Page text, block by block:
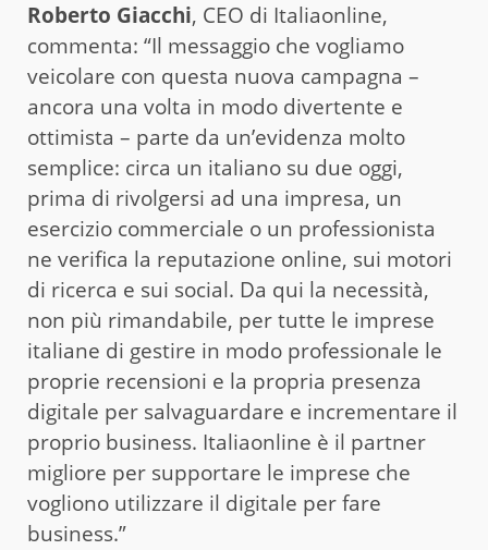
Roberto Giacchi, CEO di Italiaonline,
commenta: “Il messaggio che vogliamo
veicolare con questa nuova campagna –
ancora una volta in modo divertente e
ottimista – parte da un’evidenza molto
semplice: circa un italiano su due oggi,
prima di rivolgersi ad una impresa, un
esercizio commerciale o un professionista
ne verifica la reputazione online, sui motori
di ricerca e sui social. Da qui la necessità,
non più rimandabile, per tutte le imprese
italiane di gestire in modo professionale le
proprie recensioni e la propria presenza
digitale per salvaguardare e incrementare il
proprio business. Italiaonline è il partner
migliore per supportare le imprese che
vogliono utilizzare il digitale per fare
business.”